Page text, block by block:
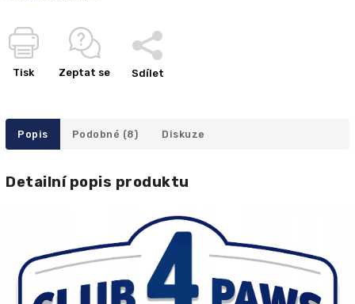
Tisk Zeptat se Sdílet
Popis Podobné (8) Diskuze
Detailní popis produktu